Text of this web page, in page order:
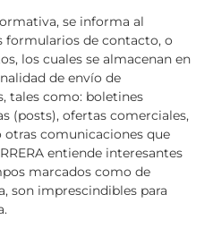
se informa al
formularios de contacto, o
los cuales se almacenan en
de envío de
tales como: boletines
(posts), ofertas comerciales,
comunicaciones que
entiende interesantes
marcados como de
son imprescindibles para